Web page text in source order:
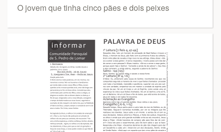
O jovem que tinha cinco pães e dois peixes